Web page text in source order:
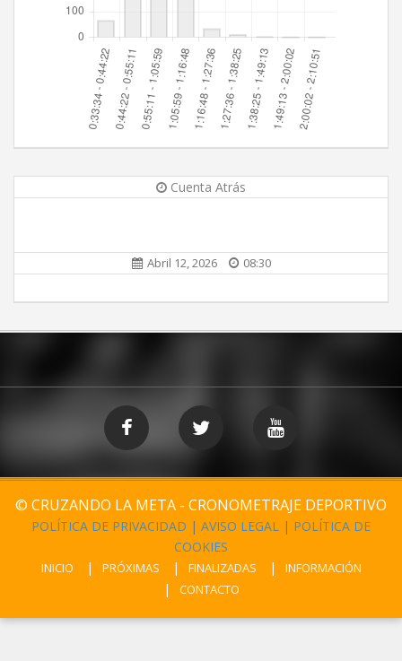
Cuenta Atrás
Abril 12, 2026 08:30
© CRUZANDO LA META - CRONOMETRAJE DEPORTIVO
POLÍTICA DE PRIVACIDAD | AVISO LEGAL | POLÍTICA DE
COOKIES
INICIO PRÓXIMAS FINALIZADAS
INFORMACIÓN
CONTACTO